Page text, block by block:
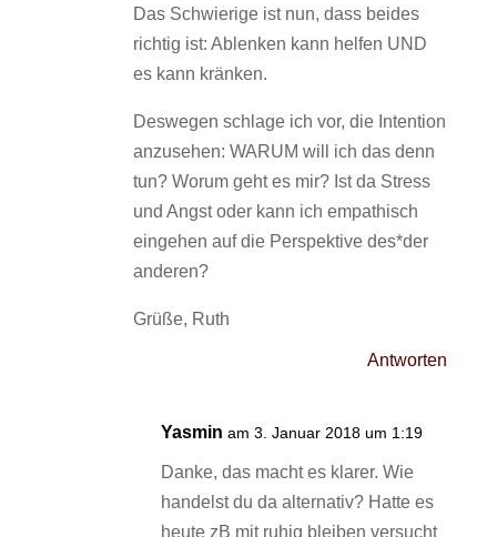
Das Schwierige ist nun, dass beides
richtig ist: Ablenken kann helfen UND
es kann kränken.
Deswegen schlage ich vor, die Intention
anzusehen: WARUM will ich das denn
tun? Worum geht es mir? Ist da Stress
und Angst oder kann ich empathisch
eingehen auf die Perspektive des*der
anderen?
Grüße, Ruth
Antworten
Yasmin am 3. Januar 2018 um 1:19
Danke, das macht es klarer. Wie
handelst du da alternativ? Hatte es
heute zB mit ruhig bleiben versucht